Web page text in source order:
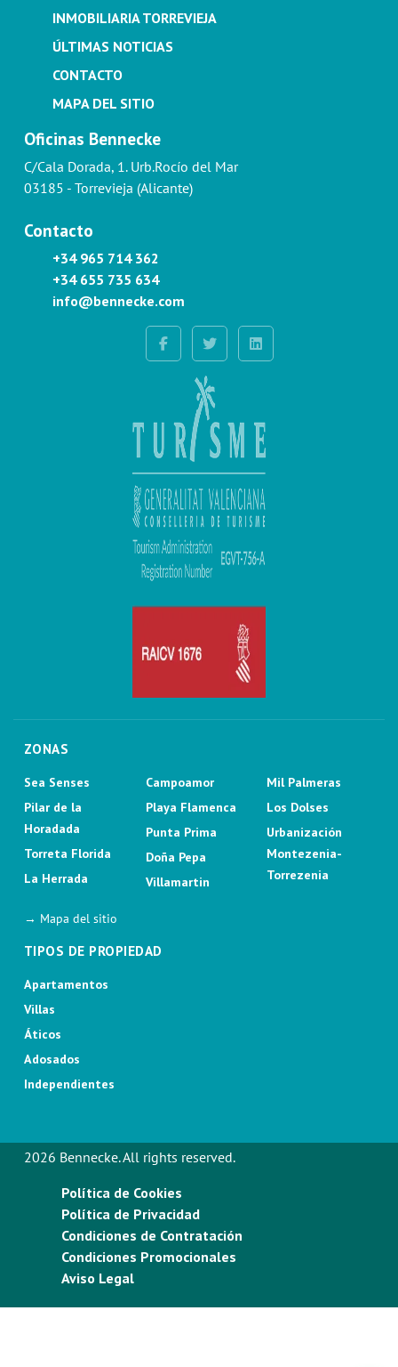
INMOBILIARIA TORREVIEJA
ÚLTIMAS NOTICIAS
CONTACTO
MAPA DEL SITIO
Oficinas Bennecke
C/Cala Dorada, 1. Urb.Rocío del Mar
03185 - Torrevieja (Alicante)
Contacto
+34 965 714 362
+34 655 735 634
info@bennecke.com
ZONAS
Sea Senses
Pilar de la
Horadada
Torreta Florida
La Herrada
Campoamor
Playa Flamenca
Punta Prima
Doña Pepa
Villamartin
Mil Palmeras
Los Dolses
Urbanización
Montezenia-
Torrezenia
→ Mapa del sitio
TIPOS DE PROPIEDAD
Apartamentos
Villas
Áticos
Adosados
Independientes
2026 Bennecke. All rights reserved.
Política de Cookies
Política de Privacidad
Condiciones de Contratación
Condiciones Promocionales
Aviso Legal